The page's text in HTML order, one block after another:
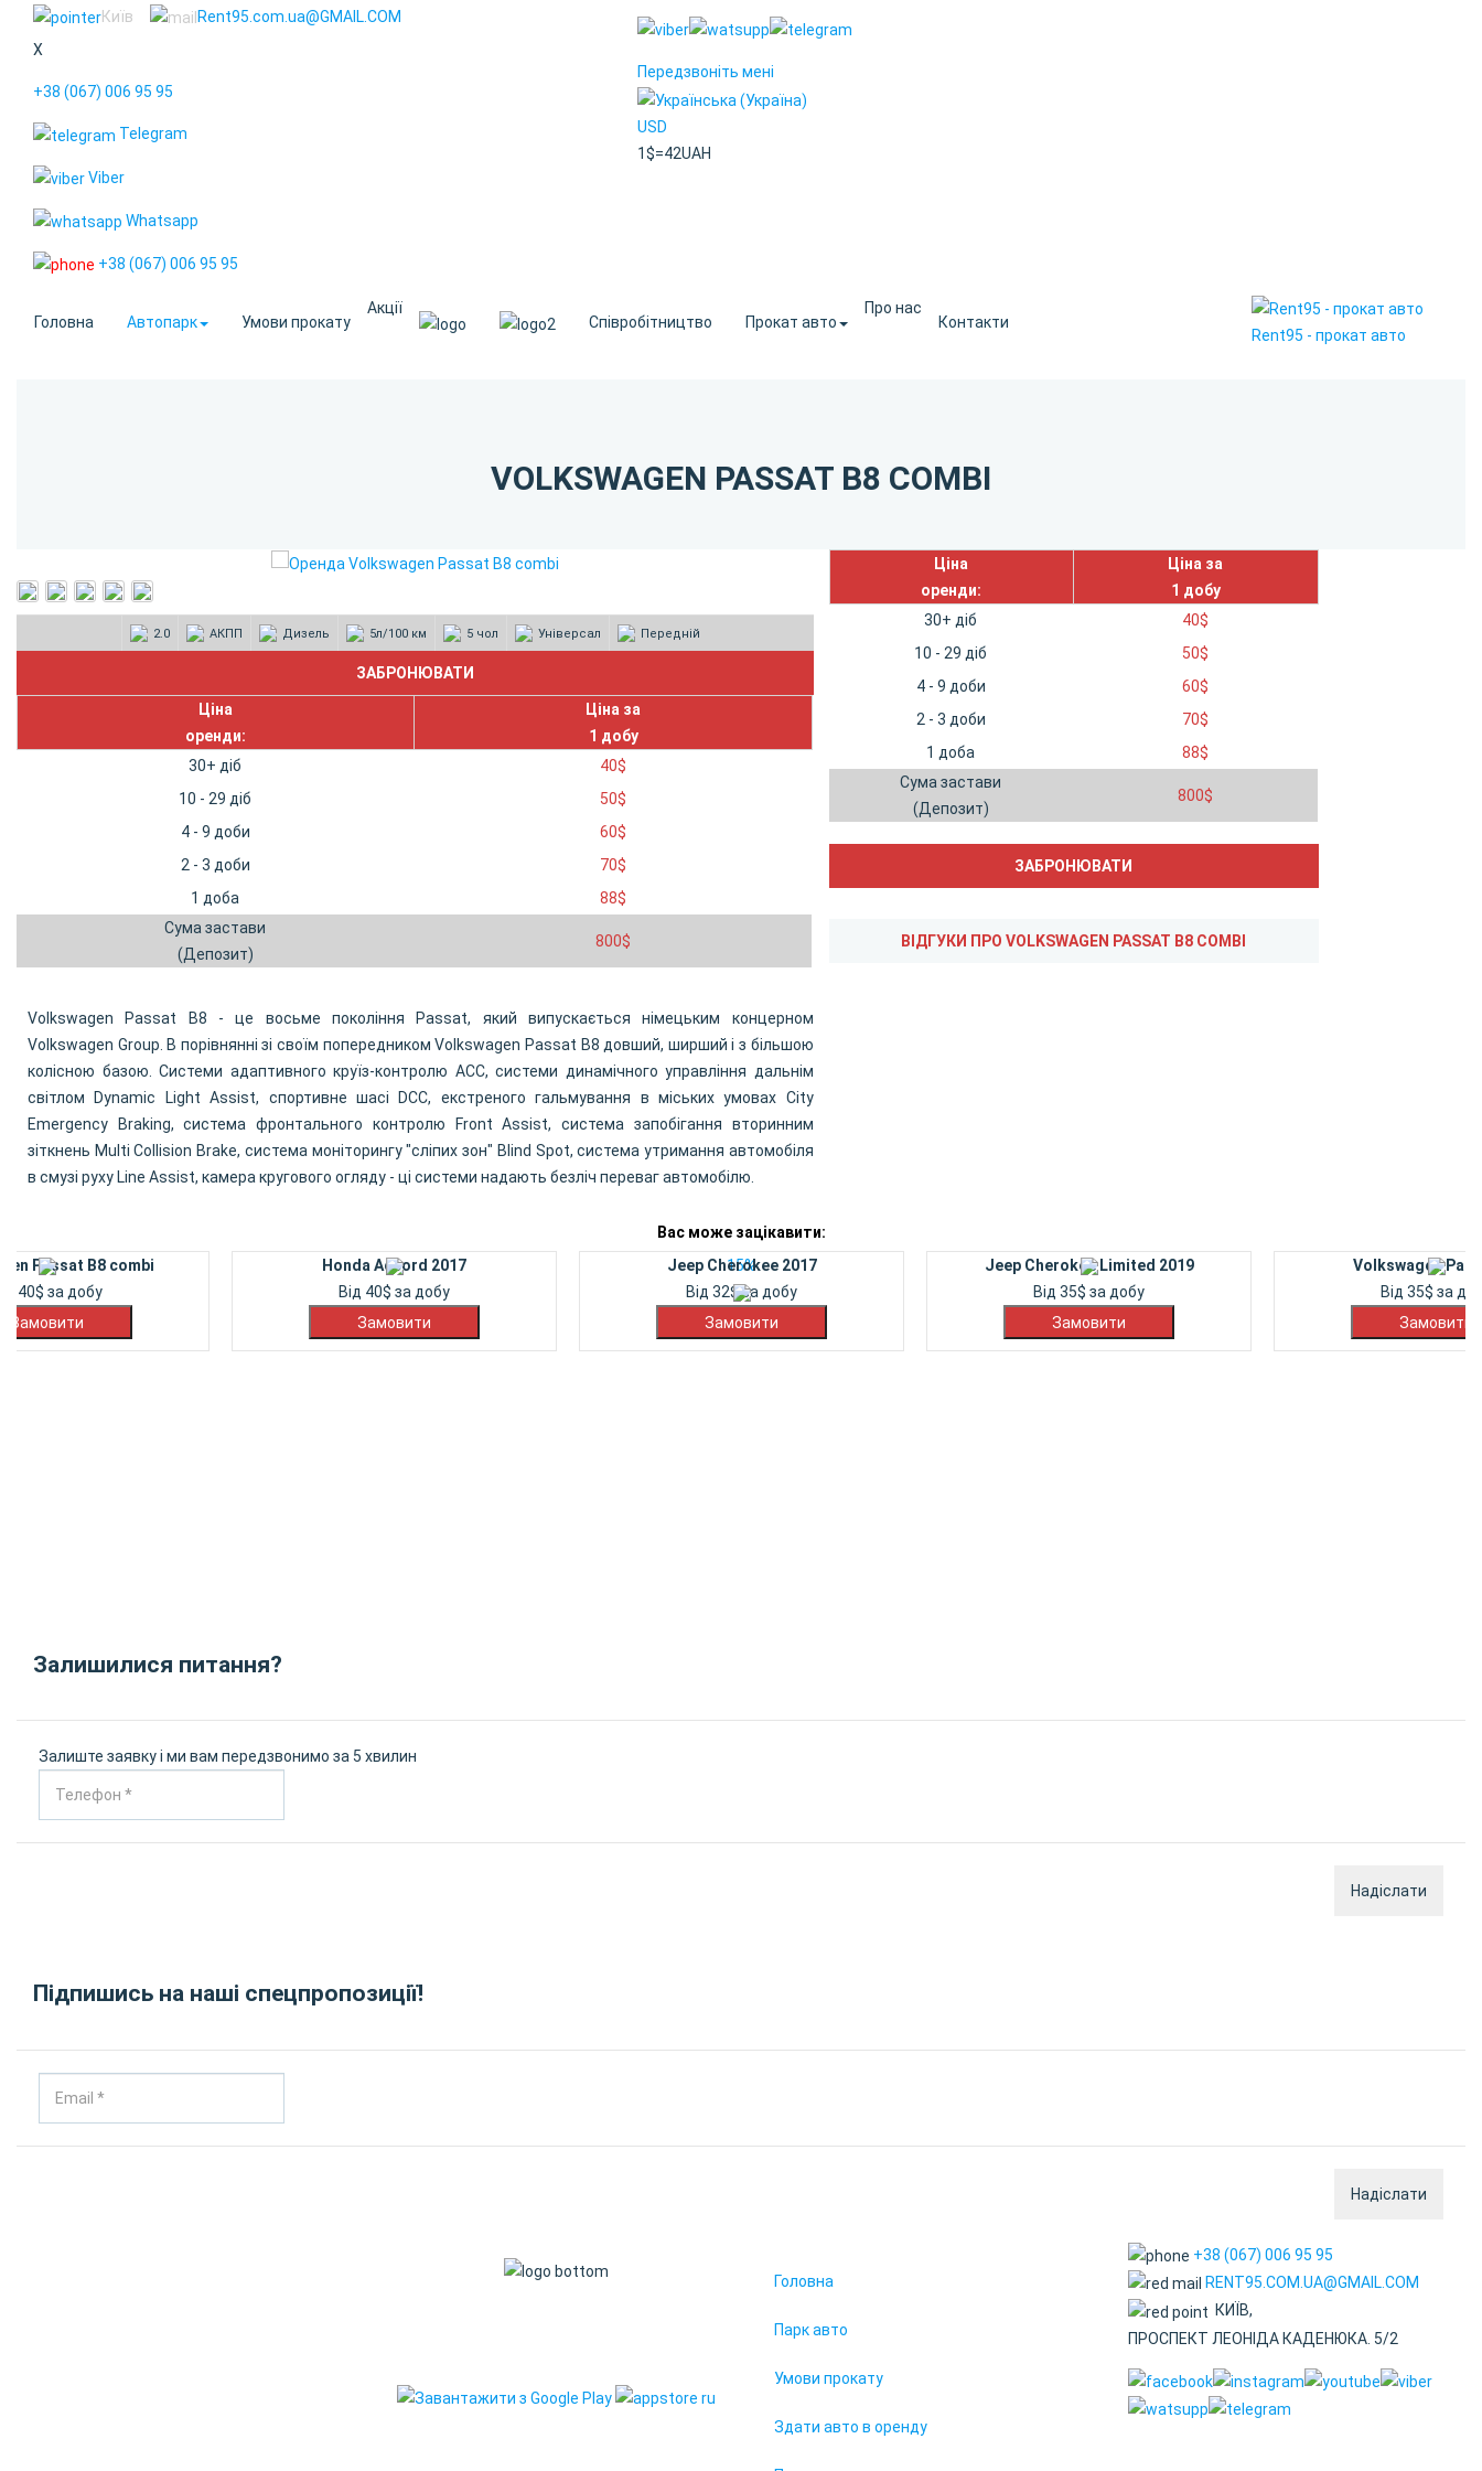
Київ
Rent95.com.ua@GMAIL.COM
X
+38 (067) 006 95 95
Telegram
Viber
Whatsapp
+38 (067) 006 95 95
Передзвоніть мені
USD
1$=42UAH
Головна Автопарк Умови прокату
Акції
Співробітництво
Прокат авто
Про нас
Контакти
Rent95 - прокат авто
VOLKSWAGEN PASSAT B8 COMBI
2.0 АКПП Дизель 5л/100 км 5 чол Універсал Передній
Ціна
оренди:
Ціна за
1 добу
30+ діб
40$
10 - 29 діб
50$
4 - 9 доби
60$
2 - 3 доби
70$
1 доба
88$
Сума застави
(Депозит)
800$
Volkswagen Passat B8 - це восьме покоління Passat, який випускається німецьким концерном
Volkswagen Group. В порівнянні зі своїм попередником Volkswagen Passat B8 довший, ширший і з більшою
колісною базою. Системи адаптивного круїз-контролю ACC, системи динамічного управління дальнім
світлом Dynamic Light Assist, спортивне шасі DCC, екстреного гальмування в міських умовах City
Emergency Braking, система фронтального контролю Front Assist, система запобігання вторинним
зіткнень Multi Collision Brake, система моніторингу "сліпих зон" Blind Spot, система утримання автомобіля
в смузі руху Line Assist, камера кругового огляду - ці системи надають безліч переваг автомобілю.
Ціна
оренди:
Ціна за
1 добу
30+ діб
40$
10 - 29 діб
50$
4 - 9 доби
60$
2 - 3 доби
70$
1 доба
88$
Сума застави
(Депозит)
800$
ВІДГУКИ ПРО VOLKSWAGEN PASSAT B8 COMBI
Вас може зацікавити:
Passat B8 combi
40$ за добу
Honda Accord 2017
Від 40$ за добу
15%
Jeep Cherokee 2017
Від 32$за добу
Jeep Cherokee Limited 2019
Від 35$ за добу
Volkswagen
Від 35$ за
Залишилися питання?
Залиште заявку і ми вам передзвонимо за 5 хвилин
Надіслати
Підпишись на наші спецпропозиції!
Надіслати
Головна
Парк авто
Умови прокату
Здати авто в оренду
+38 (067) 006 95 95
RENT95.COM.UA@GMAIL.COM
КИЇВ,
ПРОСПЕКТ ЛЕОНІДА КАДЕНЮКА. 5/2